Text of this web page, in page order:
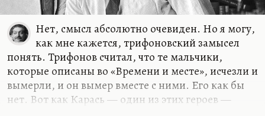
Нет, смысл абсолютно очевиден. Но я могу,
как мне кажется, трифоновский замысел
понять. Трифонов считал, что те мальчики,
которые описаны во «Времени и месте», исчезли и
вымерли, и он вымер вместе с ними. Его как бы
нет. Вот как Карась — один из этих героев —